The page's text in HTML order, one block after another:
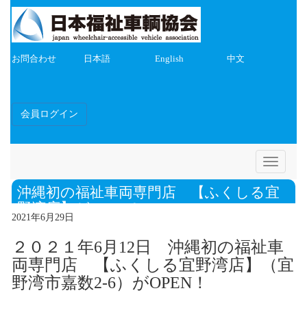
お問合わせ 日本語 English 中文
会員ログイン
Toggle
沖縄初の福祉車両専門店 【ふくしる宜
野湾店】がOPEN！
2021年6月29日
２０２１年6月12日 沖縄初の福祉車
両専門店 【ふくしる宜野湾店】（宜
野湾市嘉数2-6）がOPEN！